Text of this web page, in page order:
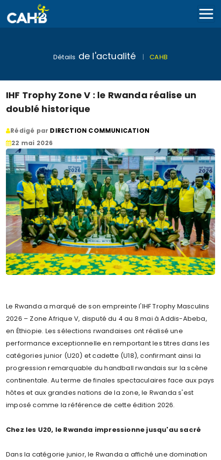
Détails de l'actualité | CAHB
IHF Trophy Zone V : le Rwanda réalise un
doublé historique
Rédigé par DIRECTION COMMUNICATION
22 mai 2026
Le Rwanda a marqué de son empreinte l'IHF Trophy Masculins
2026 – Zone Afrique V, disputé du 4 au 8 mai à Addis-Abeba,
en Éthiopie. Les sélections rwandaises ont réalisé une
performance exceptionnelle en remportant les titres dans les
catégories junior (U20) et cadette (U18), confirmant ainsi la
progression remarquable du handball rwandais sur la scène
continentale. Au terme de finales spectaculaires face aux pays
hôtes et aux grandes nations de la zone, le Rwanda s'est
imposé comme la référence de cette édition 2026.
Chez les U20, le Rwanda impressionne jusqu'au sacré
Dans la catégorie junior, le Rwanda a affiché une domination